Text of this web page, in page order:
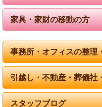
家具・家財の移動の方
事務所・オフィスの整理
引越し・不動産・葬儀社
スタッフブログ